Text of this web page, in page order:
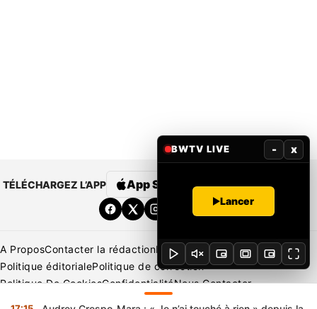
TÉLÉCHARGEZ L’APP App Store Google Play
A ProposContacter la rédactionRédaction
Mentions légales
Politique éditorialePolitique de correction
Politique De CookiesConfidentialitéNous Contacter
BWTV LIVE - x
Lancer